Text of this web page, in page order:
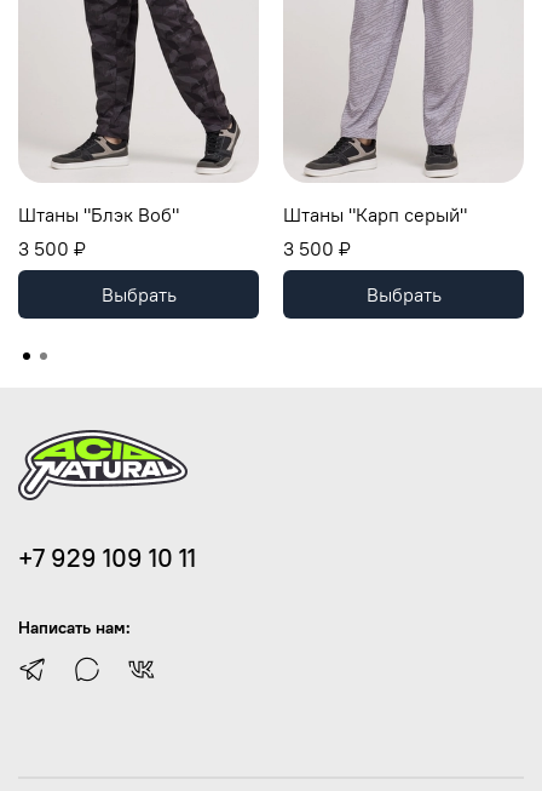
Штаны "Блэк Воб"
3 500 ₽
Выбрать
Штаны "Карп серый"
3 500 ₽
Выбрать
+7 929 109 10 11
Написать нам: